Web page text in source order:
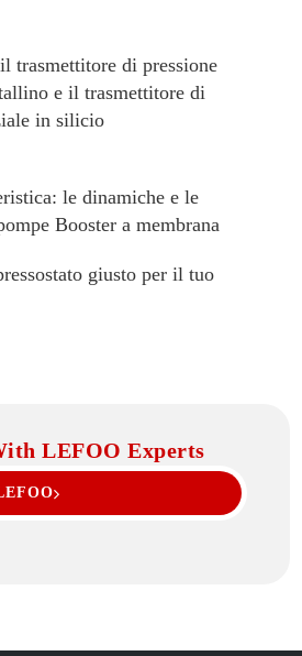
trasmettitore di pressione
e il trasmettitore di
in silicio
le dinamiche e le
Booster a membrana
giusto per il tuo
LEFOO Experts